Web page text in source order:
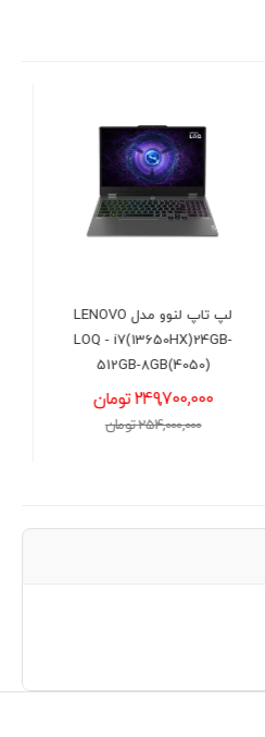
لپ تاپ لنوو مدل LENOVO
IdeaPad Slim 3 -
R5(5625)-8GB-512GB-
AMD
101,200,000 تومان